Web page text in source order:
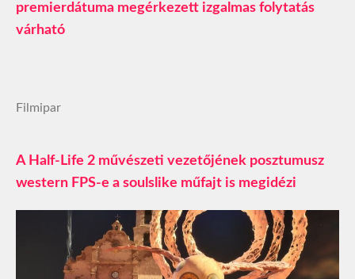
premierdátuma megérkezett izgalmas folytatás
várható
Filmipar
A Half-Life 2 művészeti vezetőjének posztumusz
western FPS-e a soulslike műfajt is megidézi